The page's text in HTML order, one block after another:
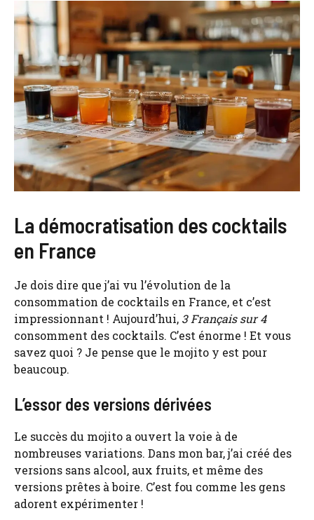
La démocratisation des cocktails
en France
Je dois dire que j’ai vu l’évolution de la
consommation de cocktails en France, et c’est
impressionnant ! Aujourd’hui, 3 Français sur 4
consomment des cocktails. C’est énorme ! Et vous
savez quoi ? Je pense que le mojito y est pour
beaucoup.
L’essor des versions dérivées
Le succès du mojito a ouvert la voie à de
nombreuses variations. Dans mon bar, j’ai créé des
versions sans alcool, aux fruits, et même des
versions prêtes à boire. C’est fou comme les gens
adorent expérimenter !